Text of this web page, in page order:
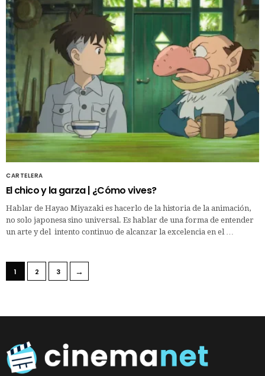
CARTELERA
El chico y la garza | ¿Cómo vives?
Hablar de Hayao Miyazaki es hacerlo de la historia de la animación,
no solo japonesa sino universal. Es hablar de una forma de entender
un arte y del intento continuo de alcanzar la excelencia en el …
1 2 3 →